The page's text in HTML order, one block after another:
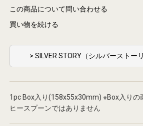
この商品について問い合わせる
買い物を続ける
> SILVER STORY（シルバーストー
1pc Box入り(158x55x30mm) ※Box入り
ヒースプーンではありません